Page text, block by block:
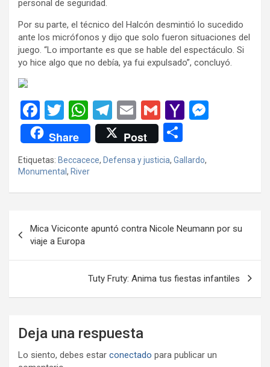
personal de seguridad.
Por su parte, el técnico del Halcón desmintió lo sucedido
ante los micrófonos y dijo que solo fueron situaciones del
juego. “Lo importante es que se hable del espectáculo. Si
yo hice algo que no debía, ya fui expulsado”, concluyó.
F
a
ce
b
o
k
T
wi
tt
er
W
h
at
s
A
p
T
el
e
gr
a
E
m
ail
G
m
ail
Y
o
o
ail
g
Share Post
o
m
p
tir
Etiquetas: Beccacece, Defensa y justicia, Gallardo,
Monumental , River
de
entradas
Mica Viciconte apuntó contra Nicole Neumann por su
viaje a Europa
Tuty Fruty: Anima tus fiestas infantiles
Deja una respuesta
Lo siento, debes estar conectado para publicar un